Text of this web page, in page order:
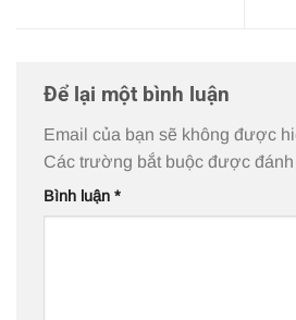
Để lại một bình luận
Email của bạn sẽ không được
Các trường bắt buộc được đánh
Bình luận *